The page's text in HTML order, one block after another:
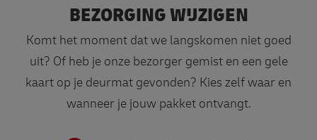
Maak nieuwe
BEZORGING WIJZIGEN
Komt het moment dat we langskomen niet goed
uit? Of heb je onze bezorger gemist en een gele
kaart op je deurmat gevonden? Kies zelf waar en
wanneer je jouw pakket ontvangt.